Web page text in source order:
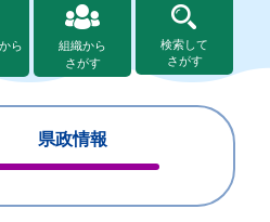
ら
組織から
さがす
検索して
さがす
県政情報